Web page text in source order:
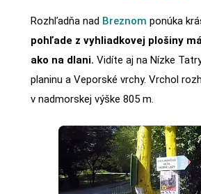
Rozhľadňa nad Breznom ponúka
pohľade z vyhliadkovej plošiny
ako na dlani. Vidíte aj na Nízke
planinu a Veporské vrchy. Vrchol
v nadmorskej výške 805 m.